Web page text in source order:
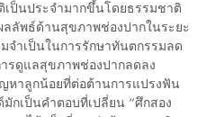
ป็นประจำมากขึ้นโดยธรรมชาติ
ลัพธ์ด้านสุขภาพช่องปากในระยะ
จำเป็นในการรักษาทันตกรรมลด
รดูแลสุขภาพช่องปากลดลง
หาลูกน้อยที่ต่อต้านการแปรงฟัน
กเป็นคำตอบที่เปลี่ยน “ศึกสอง